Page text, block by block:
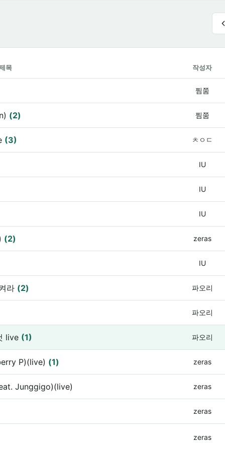
목 작성자
찜쭘
(2) 찜쭘
(3) ㅊㅇㄷ
IU
IU
IU
(2) zeras
IU
라 (2) 파오리
파오리
live (1) 파오리
P)(live) (1) zeras
Junggigo)(live) zeras
zeras
zeras